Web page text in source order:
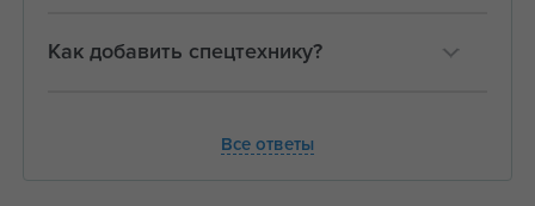
Как добавить спецтехнику?
Все ответы